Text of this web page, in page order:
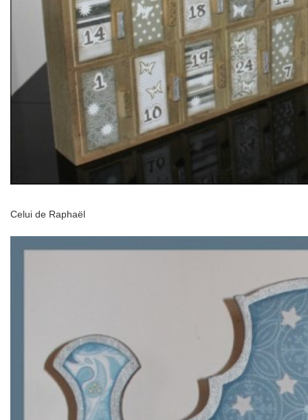
Celui de Raphaël